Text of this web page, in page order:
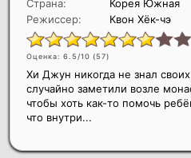
Страна:
Корея Южная
Режиссер:
Квон Хёк-чэ
Оценка: 6.5/10 (57)
Хи Джун никогда не знал
случайно заметили возле
чтобы хоть как-то помочь
что внутри...